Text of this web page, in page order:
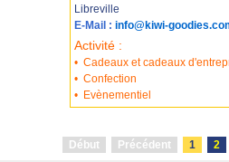
Libreville
E-Mail : info@kiwi-
Activité :
• Cadeaux et cadeaux
• Confection
• Evènementiel
Début Précédent 1 2